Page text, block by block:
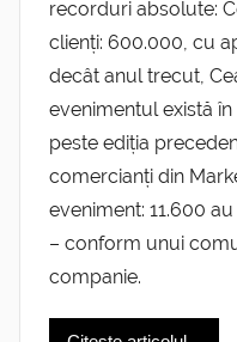
recorduri absolute:
clienți: 600.000, cu
decât anul trecut,
evenimentul există
peste ediția
comercianți din
eveniment: 11.600
– conform unui
companie.